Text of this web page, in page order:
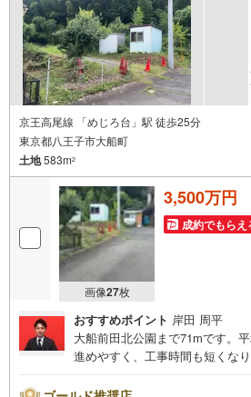
京王高尾線 「めじろ台」駅 徒歩25分
東京都八王子市大船町
土地583m2
画像27枚
3,500万円
成約でもらえ
おすすめポイント 岸田 周平
大船前田北公園まで71mです。
進めやすく、工事時間も短くな
域では主に1～2階建ての低層住